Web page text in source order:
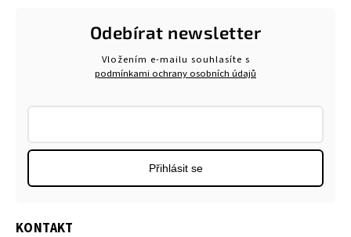
KONTAKT
Odebírat newsletter
Vložením e-mailu souhlasíte s
podmínkami ochrany osobních údajů
Přihlásit se